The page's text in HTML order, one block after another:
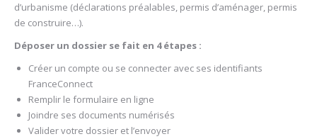
d’urbanisme (déclarations préalables, permis d’aménager, permis
de construire…).
Déposer un dossier se fait en 4 étapes :
Créer un compte ou se connecter avec ses identifiants
FranceConnect
Remplir le formulaire en ligne
Joindre ses documents numérisés
Valider votre dossier et l’envoyer